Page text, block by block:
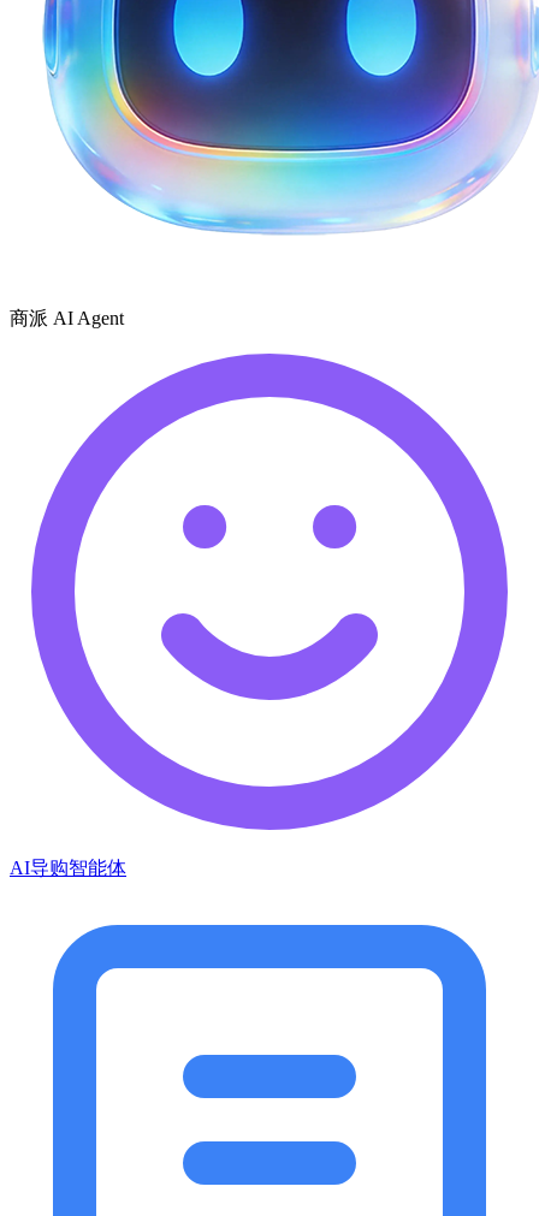
商派 AI Agent
AI导购智能体